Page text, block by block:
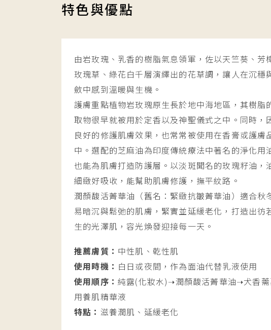
特色與優點
由岩玫瑰、乳香的樹脂氣息領軍，佐以天竺葵、芳
玫瑰草、綠花白千層演繹出的花草調，讓人在沉穩
斂中感到溫暖與生機。
護膚重點植物岩玫瑰原生長於地中海地區，其樹脂
取物很早就被用於定香以及神聖儀式之中。同時，
良好的修護肌膚效果，也常常被使用在香膏或護膚
中。選配的芝麻油為印度傳統療法中著名的淨化用
也能為肌膚打造防護層。以淡斑聞名的玫瑰籽油，
細緻好吸收，能幫助肌膚修護，撫平紋路。
潤顏馥活菁華油（舊名：緊緻抗皺菁華油）適合秋
易暗沉與鬆弛的肌膚，緊實並延緩老化，打造出彷
生的光澤肌，容光煥發迎接每一天。
推薦膚質： 中性肌、乾性肌
使用時機： 白日或夜間，作為面油代替乳液使用
使用順序： 純露(化妝水)➝潤顏馥活菁華油➝犬香薷
用養肌精華液
特點： 滋養潤肌、延緩老化